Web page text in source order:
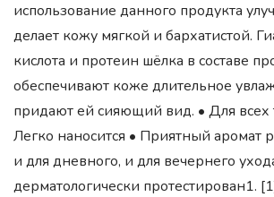
использование данного продукта
делает кожу мягкой и бархатистой.
кислота и протеин шёлка в составе
обеспечивают коже длительное
придают ей сияющий вид. • Для всех
Легко наносится • Приятный аромат
и для дневного, и для вечернего
дерматологически протестирован1.